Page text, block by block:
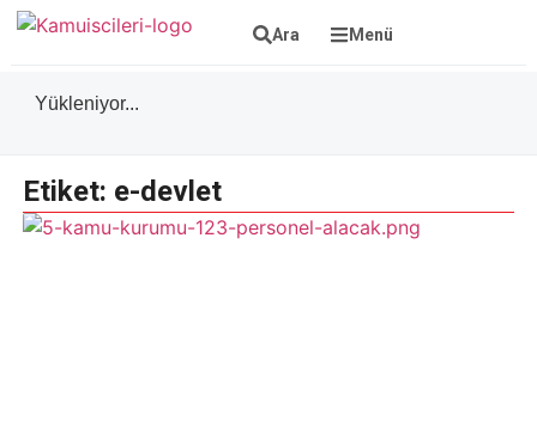
Ara Menü
Yükleniyor...
Etiket: e-devlet